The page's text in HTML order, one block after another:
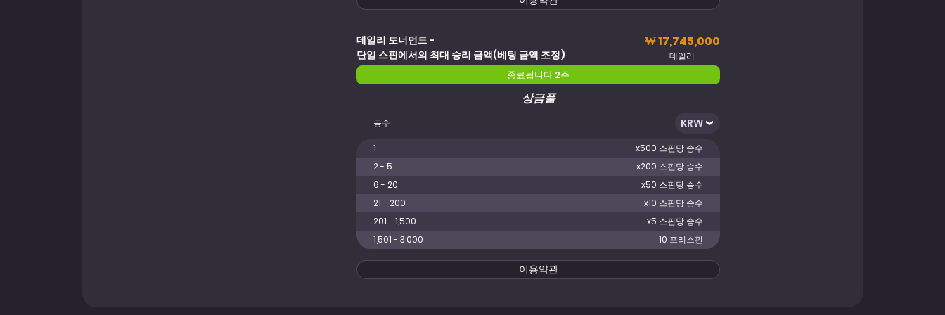
데일리 토너먼트 -
단일 스핀에서의 최대 승리 금액(베팅 금액 조정)
₩ 17,745,000
데일리
종료됩니다 2주
상금풀
1
x500 스핀당 승수
2 - 5
x200 스핀당 승수
6 - 20
x50 스핀당 승수
21 - 200
x10 스핀당 승수
201 - 1,500
x5 스핀당 승수
1,501 - 3,000
10 프리스핀
등수
이용약관